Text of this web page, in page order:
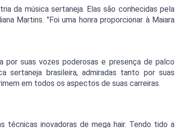
da música sertaneja. Elas são conhecidas pela
Martins. "Foi uma honra proporcionar à Maiara
por suas vozes poderosas e presença de palco
sertaneja brasileira, admiradas tanto por suas
em todos os aspectos de suas carreiras.
técnicas inovadoras de mega hair. Tendo tido a